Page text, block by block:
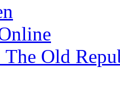
The Old